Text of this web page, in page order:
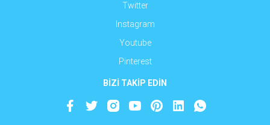
Twitter
Instagram
Youtube
Pinterest
BİZİ TAKİP EDİN